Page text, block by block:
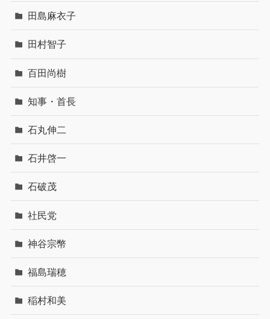
田島麻衣子
田村智子
百田尚樹
知事・首長
石丸伸二
石井啓一
石破茂
社民党
神谷宗幣
福島瑞穂
稲村和美